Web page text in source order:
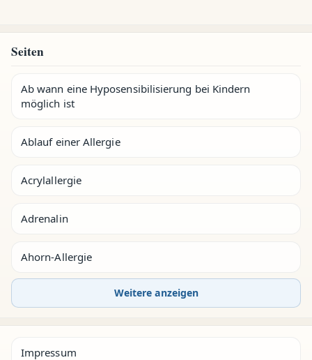
Seiten
Ab wann eine Hyposensibilisierung bei Kindern
möglich ist
Ablauf einer Allergie
Acrylallergie
Adrenalin
Ahorn-Allergie
Weitere anzeigen
Impressum